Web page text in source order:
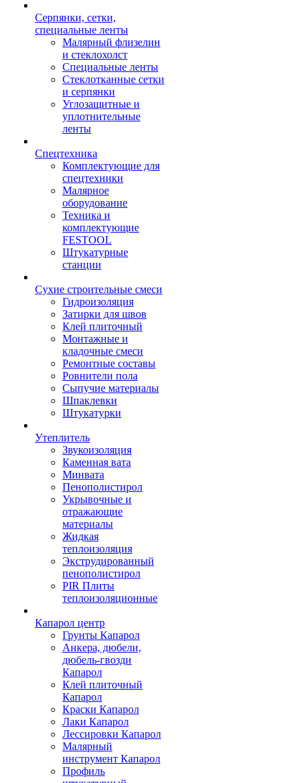
Серпянки, сетки,
специальные ленты
Малярный флизелин
и стеклохолст
Специальные ленты
Стеклотканные сетки
и серпянки
Углозащитные и
уплотнительные
ленты
Спецтехника
Комплектующие для
спецтехники
Малярное
оборудование
Техника и
комплектующие
FESTOOL
Штукатурные
станции
Сухие строительные смеси
Гидроизоляция
Затирки для швов
Клей плиточный
Монтажные и
кладочные смеси
Ремонтные составы
Ровнители пола
Сыпучие материалы
Шпаклевки
Штукатурки
Утеплитель
Звукоизоляция
Каменная вата
Минвата
Пенополистирол
Укрывочные и
отражающие
материалы
Жидкая
теплоизоляция
Экструдированный
пенополистирол
PIR Плиты
теплоизоляционные
Капарол центр
Грунты Капарол
Анкера, дюбели,
дюбель-гвозди
Капарол
Клей плиточный
Капарол
Краски Капарол
Лаки Капарол
Лессировки Капарол
Малярный
инструмент Капарол
Профиль